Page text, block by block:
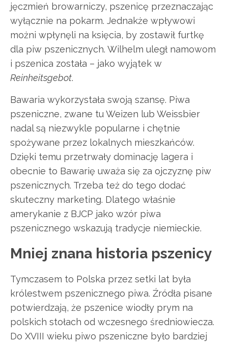
jęczmień browarniczy, pszenicę przeznaczając
wyłącznie na pokarm. Jednakże wpływowi
możni wpłynęli na księcia, by zostawił furtkę
dla piw pszenicznych. Wilhelm uległ namowom
i pszenica została – jako wyjątek w
Reinheitsgebot.
Bawaria wykorzystała swoją szansę. Piwa
pszeniczne, zwane tu Weizen lub Weissbier
nadal są niezwykle popularne i chętnie
spożywane przez lokalnych mieszkańców.
Dzięki temu przetrwały dominację lagera i
obecnie to Bawarię uważa się za ojczyznę piw
pszenicznych. Trzeba też do tego dodać
skuteczny marketing. Dlatego właśnie
amerykanie z BJCP jako wzór piwa
pszenicznego wskazują tradycje niemieckie.
Mniej znana historia pszenicy
Tymczasem to Polska przez setki lat była
królestwem pszenicznego piwa. Źródła pisane
potwierdzają, że pszenice wiodły prym na
polskich stołach od wczesnego średniowiecza.
Do XVIII wieku piwo pszeniczne było bardziej